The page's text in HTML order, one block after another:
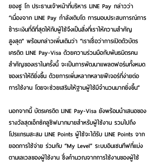
ยองซู โก ประธานเจ้าหน้าที่บริหาร LINE Pay กล่าวว่า
“เนื่องจาก LINE Pay กำลังเติบโต การมอบประสบการณ์การ
ชำระเงินที่ดีที่สุดให้กับผู้ใช้จึงเป็นสิ่งที่เราให้ความสำคัญ
สูงสุด” พร้อมกล่าวเพิ่มเติมว่า “เราเชื่อว่าการเปิดตัวบัตร
เครดิต LINE Pay-Visa ด้วยความร่วมมือกับพันธมิตรคน
สำคัญของเราในครั้งนี้ จะเป็นการพัฒนาแพลตฟอร์มทั้งหมด
ของเราให้ดียิ่งขึ้น ด้วยการเพิ่มหลากหลายฟีเจอร์ที่ง่ายต่อ
การใช้งาน โดยจะช่วยเสริมให้ฐานผู้ใช้มีจำนวนมากยิ่งขึ้น”
นอกจากนี้ บัตรเครดิต LINE Pay-Visa ยังพร้อมนำเสนอของ
รางวัลสุดเอ็กซ์คลูซีฟมากมายสำหรับผู้ใช้งาน รวมไปถึง
โปรแกรมสะสม LINE Points ผู้ใช้จะได้รับ LINE Points จาก
ยอดการใช้จ่าย ร่วมกับ “My Level” ระบบอินเซนทีฟที่แบ่ง
ตามเลเวลของผู้ใช้งาน ซึ่งคำนวณจากการใช้งานของผู้ใช้